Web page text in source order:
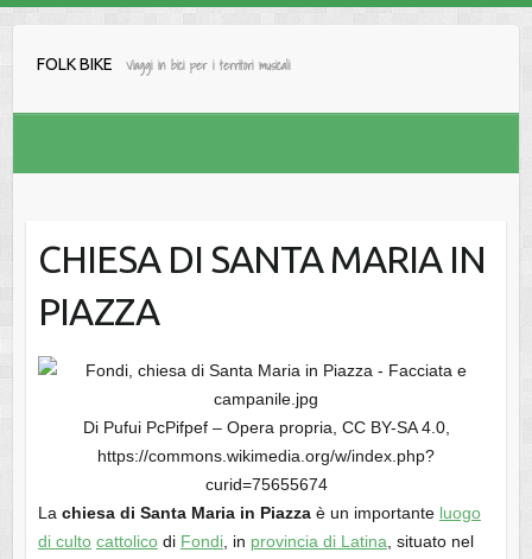
FOLK BIKE Viaggi in bici per i territori musicali
CHIESA DI SANTA MARIA IN
PIAZZA
Di Pufui PcPifpef – Opera propria, CC BY-SA 4.0,
https://commons.wikimedia.org/w/index.php?
curid=75655674
La chiesa di Santa Maria in Piazzaè un importante luogo
di culto cattolicodi Fondi, in provincia di Latina , situato nel